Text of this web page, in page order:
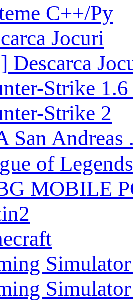
C++/Py
Jocuri
Strike 1.6
Strike 2
Andreas
of Legends
MOBILE